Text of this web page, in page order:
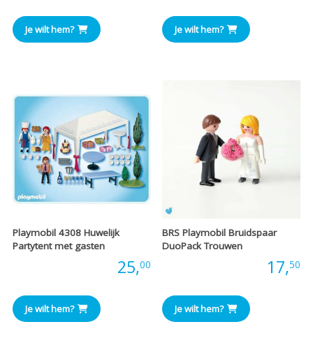
prijs
is:
Je wilt hem? Je wilt hem?
Playmobil 4308 Huwelijk
Partytent met gasten
25,00
Je wilt hem?
BRS Playmobil Bruidspaar
DuoPack Trouwen
17,50
Je wilt hem?